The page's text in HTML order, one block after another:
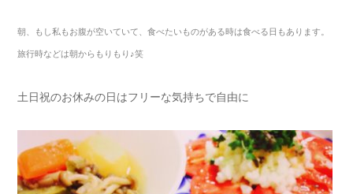
朝、もし私もお腹が空いていて、食べたいものがある時は食べる日もあります。
旅行時などは朝からもりもり♪笑
土日祝のお休みの日はフリーな気持ちで自由に